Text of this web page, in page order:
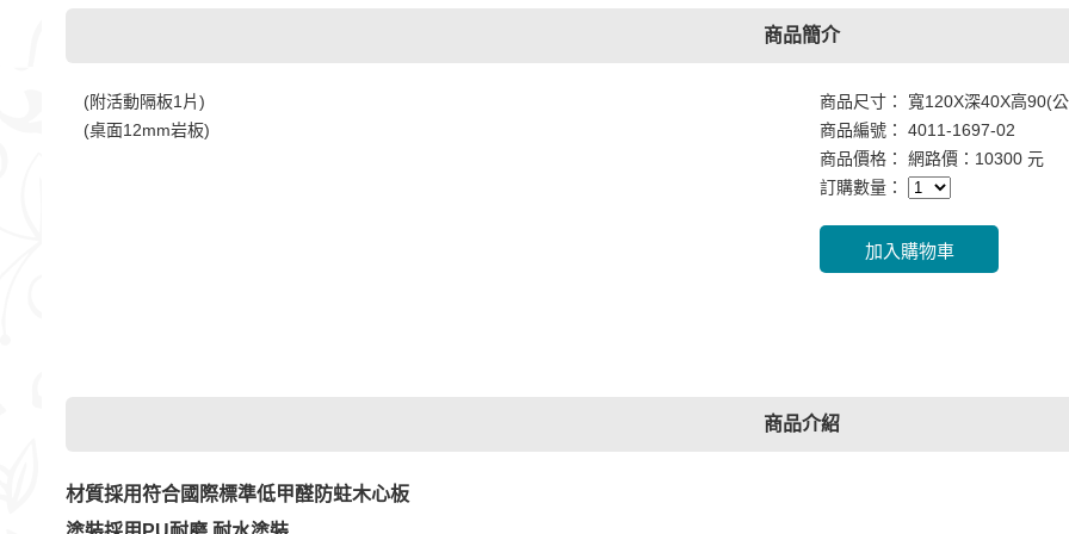
商品簡介
(附活動隔板1片)
(桌面12mm岩板)
商品尺寸： 寬120X深40X高90(
商品編號： 4011-1697-02
商品價格： 網路價：10300 元
訂購數量：
商品介紹
材質採用符合國際標準低甲醛防蛀木心板